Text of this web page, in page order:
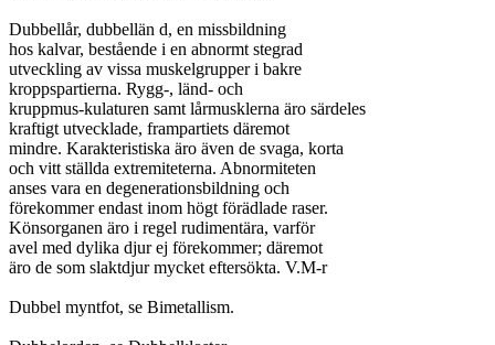
Dubbellår, dubbellän d, en missbildning
hos kalvar, bestående i en abnormt stegrad
utveckling av vissa muskelgrupper i bakre
kroppspartierna. Rygg-, länd- och
kruppmus-kulaturen samt lårmusklerna äro särdeles
kraftigt utvecklade, frampartiets däremot
mindre. Karakteristiska äro även de svaga, korta
och vitt ställda extremiteterna. Abnormiteten
anses vara en degenerationsbildning och
förekommer endast inom högt förädlade raser.
Könsorganen äro i regel rudimentära, varför
avel med dylika djur ej förekommer; däremot
äro de som slaktdjur mycket eftersökta. V.M-r
Dubbel myntfot, se Bimetallism.